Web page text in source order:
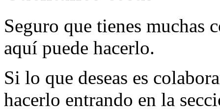
Seguro que tienes muchas
aquí puede hacerlo.
Si lo que deseas es
hacerlo entrando en la